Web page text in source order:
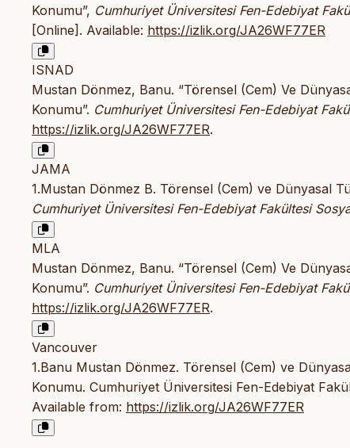
Konumu”, Cumhuriyet Üniversitesi Fen-Edebiyat
[Online]. Available: https://izlik.org/JA26WF77ER
ISNAD
Mustan Dönmez, Banu. “Törensel (Cem) Ve
Konumu”. Cumhuriyet Üniversitesi Fen-Edebiyat
https://izlik.org/JA26WF77ER.
JAMA
1.Mustan Dönmez B. Törensel (Cem) ve Dünyasal
Cumhuriyet Üniversitesi Fen-Edebiyat Fakültesi
MLA
Mustan Dönmez, Banu. “Törensel (Cem) Ve
Konumu”. Cumhuriyet Üniversitesi Fen-Edebiyat
https://izlik.org/JA26WF77ER.
Vancouver
1.Banu Mustan Dönmez. Törensel (Cem) ve
Konumu. Cumhuriyet Üniversitesi Fen-Edebiyat
Available from: https://izlik.org/JA26WF77ER